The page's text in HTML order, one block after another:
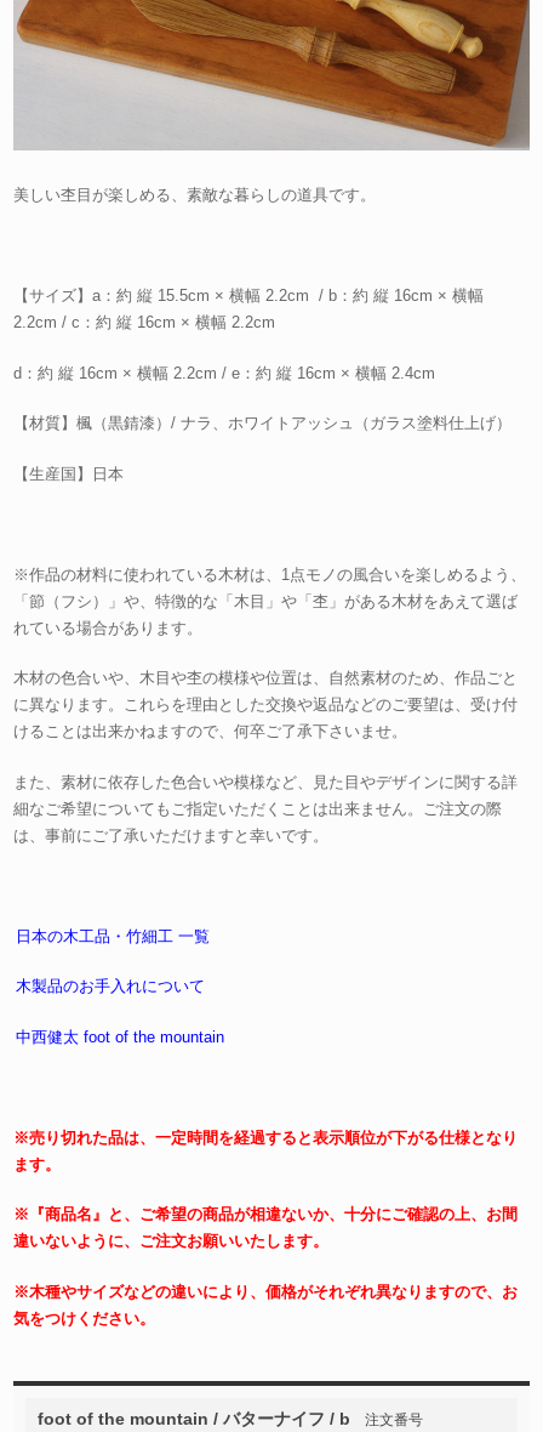
美しい杢目が楽しめる、素敵な暮らしの道具です。
【サイズ】a：約 縦 15.5cm × 横幅 2.2cm / b：約 縦 16cm × 横幅
2.2cm / c：約 縦 16cm × 横幅 2.2cm
d：約 縦 16cm × 横幅 2.2cm / e：約 縦 16cm × 横幅 2.4cm
【材質】楓（黒錆漆）/ ナラ、ホワイトアッシュ（ガラス塗料仕上げ）
【生産国】日本
※作品の材料に使われている木材は、1点モノの風合いを楽しめるよう、
「節（フシ）」や、特徴的な「木目」や「杢」がある木材をあえて選ば
れている場合があります。
木材の色合いや、木目や杢の模様や位置は、自然素材のため、作品ごと
に異なります。これらを理由とした交換や返品などのご要望は、受け付
けることは出来かねますので、何卒ご了承下さいませ。
また、素材に依存した色合いや模様など、見た目やデザインに関する詳
細なご希望についてもご指定いただくことは出来ません。ご注文の際
は、事前にご了承いただけますと幸いです。
日本の木工品・竹細工 一覧
木製品のお手入れについて
中西健太 foot of the mountain
※売り切れた品は、一定時間を経過すると表示順位が下がる仕様となり
ます。
※『商品名』と、ご希望の商品が相違ないか、十分にご確認の上、お間
違いないように、ご注文お願いいたします。
※木種やサイズなどの違いにより、価格がそれぞれ異なりますので、お
気をつけください。
foot of the mountain / バターナイフ / b
注文番号